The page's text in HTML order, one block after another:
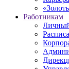
Работникам